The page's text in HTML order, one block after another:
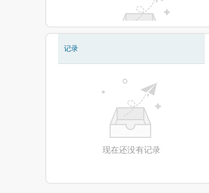
记录
现在还没有记录